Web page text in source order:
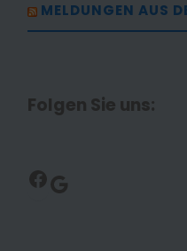
MELDUNGEN AUS
Folgen Sie uns:
Facebook
Google